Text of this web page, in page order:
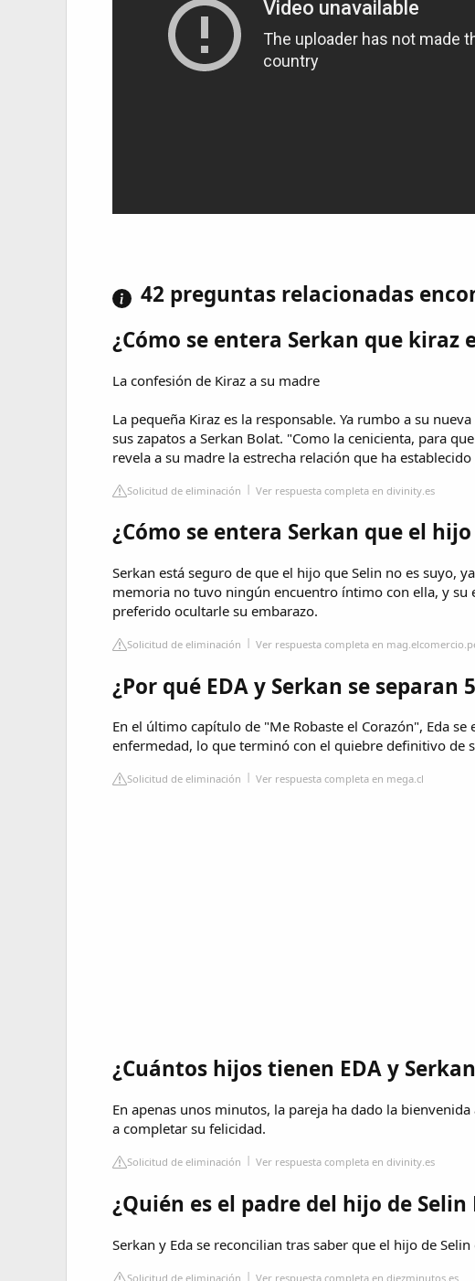
42 preguntas relacionadas
¿Cómo se entera Serkan que kiraz
La confesión de Kiraz a su madre
La pequeña Kiraz es la responsable. Ya rumbo a su
sus zapatos a Serkan Bolat. "Como la cenicienta, para
revela a su madre la estrecha relación que ha
Solicitud de eliminación Ver respuesta completa en divinity.es
¿Cómo se entera Serkan que el
Serkan está seguro de que el hijo que Selin no es suyo,
memoria no tuvo ningún encuentro íntimo con ella, y su
preferido ocultarle su embarazo.
Solicitud de eliminación Ver respuesta completa en
¿Por qué EDA y Serkan se separan
En el último capítulo de "Me Robaste el Corazón", Eda
enfermedad, lo que terminó con el quiebre definitivo de
Solicitud de eliminación Ver respuesta completa en mega.cl
¿Cuántos hijos tienen EDA y
En apenas unos minutos, la pareja ha dado la
a completar su felicidad.
Solicitud de eliminación Ver respuesta completa en divinity.es
¿Quién es el padre del hijo de
Serkan y Eda se reconcilian tras saber que el hijo de Selin
Solicitud de eliminación Ver respuesta completa en diezminutos.es